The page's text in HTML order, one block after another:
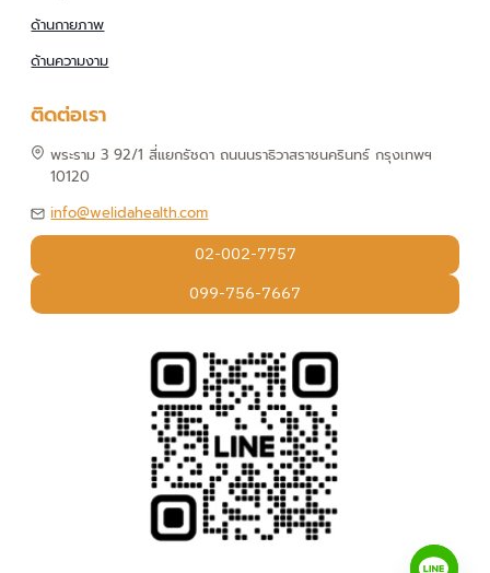
ด้านกายภาพ
ด้านความงาม
ติดต่อเรา
พระราม 3 92/1 สี่แยกรัชดา ถนนนราธิวาสราชนครินทร์ กรุงเทพฯ
10120
info@welidahealth.com
02-002-7757
099-756-7667